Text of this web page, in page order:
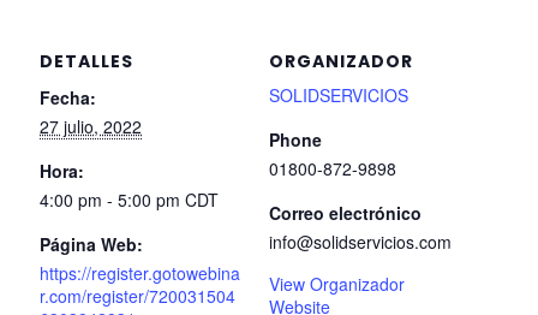
DETALLES
Fecha:
27 julio, 2022
Hora:
4:00 pm - 5:00 pm CDT
Página Web:
https://register.gotowebina
r.com/register/720031504
ORGANIZADOR
SOLIDSERVICIOS
Phone
01800-872-9898
Correo electrónico
info@solidservicios.com
View Organizador
Website